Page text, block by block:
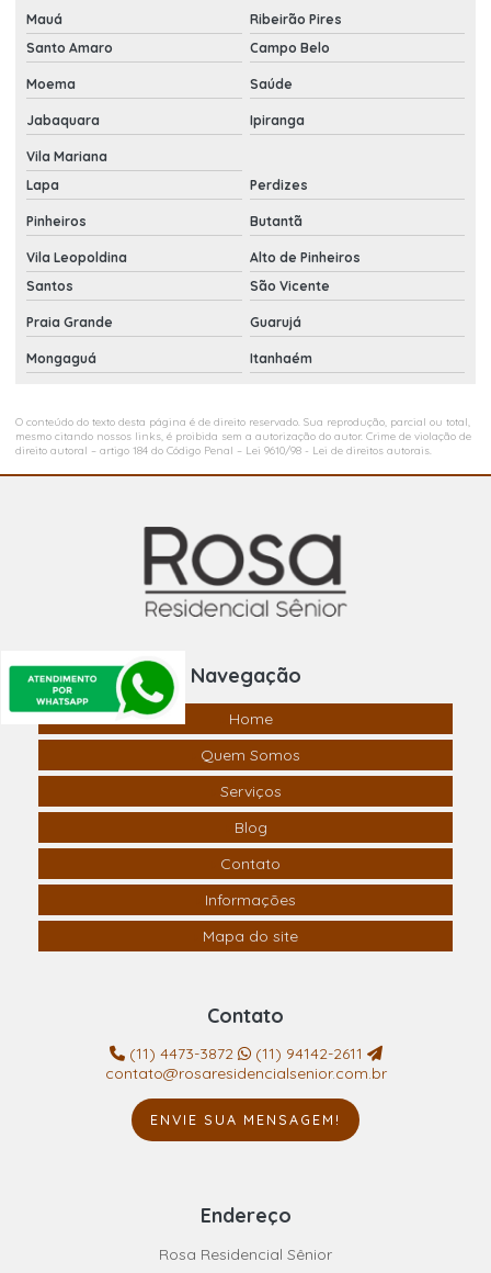
Mauá
Ribeirão Pires
Santo Amaro
Campo Belo
Moema Saúde
Jabaquara Ipiranga
Vila Mariana
Lapa
Perdizes
Pinheiros Butantã
Vila Leopoldina
Alto de Pinheiros
Santos
São Vicente
Praia Grande Guarujá
Mongaguá Itanhaém
O conteúdo do texto desta página é de direito reservado. Sua reprodução, parcial ou total,
mesmo citando nossos links, é proibida sem a autorização do autor. Crime de violação de
direito autoral – artigo 184 do Código Penal – Lei 9610/98 - Lei de direitos autorais
Navegação
Home
Quem Somos
Serviços
Blog
Contato
Informações
Mapa do site
Contato
(11) 4473-3872
(11) 94142-2611
contato@rosaresidencialsenior.com.br
ENVIE SUA MENSAGEM!
Endereço
Rosa Residencial Sênior